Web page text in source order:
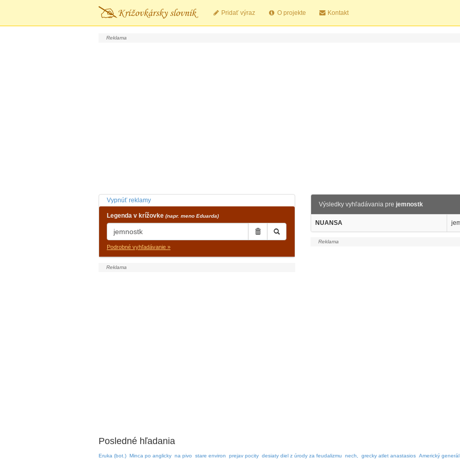
Pridať výraz O projekte Kontakt
Vypnúť reklamy
Legenda v krížovke (napr. meno Eduarda)
Podrobné vyhľadávanie »
Výsledky vyhľadávania pre jemnostk
NUANSA
Posledné hľadania
Eruka (bot.) Minca po anglicky na pivo stare environ prejav pocity desiaty diel z úrody za feudalizmu nech, grecky atlet anastasios Americký